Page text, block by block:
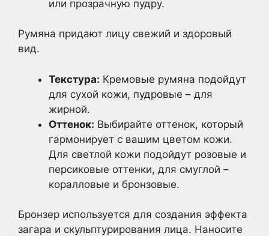
или прозрачную пудру.
Румяна придают лицу свежий и здоровый
вид.
Текстура: Кремовые румяна подойдут
для сухой кожи, пудровые – для
жирной.
Оттенок: Выбирайте оттенок, который
гармонирует с вашим цветом кожи.
Для светлой кожи подойдут розовые и
персиковые оттенки, для смуглой –
коралловые и бронзовые.
Бронзер используется для создания эффекта
загара и скульптурирования лица. Наносите